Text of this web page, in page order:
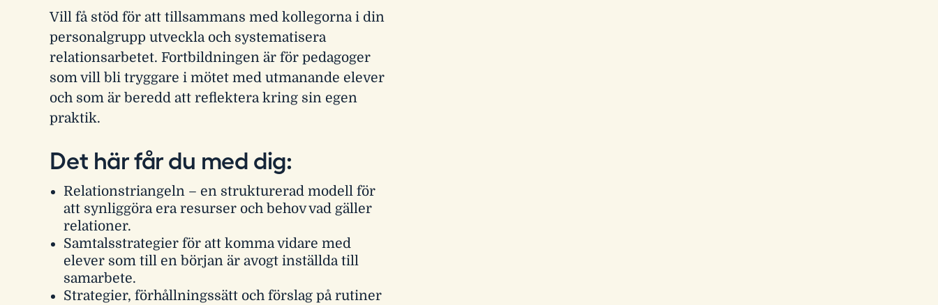
Vill få stöd för att tillsammans med kollegorna i din
personalgrupp utveckla och systematisera
relationsarbetet. Fortbildningen är för pedagoger
som vill bli tryggare i mötet med utmanande elever
och som är beredd att reflektera kring sin egen
praktik.
Det här får du med dig:
Relationstriangeln – en strukturerad modell för
att synliggöra era resurser och behov vad gäller
relationer.
Samtalsstrategier för att komma vidare med
elever som till en början är avogt inställda till
samarbete.
Strategier, förhållningssätt och förslag på rutiner